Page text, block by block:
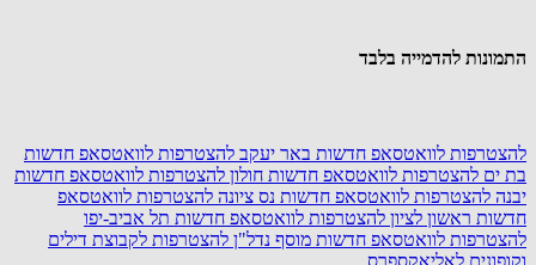
התמונות להדמייה בלבד
להצטרפות לוואטסאפ חדשות באר יעקב להצטרפות לוואטסאפ חדשות
בת ים להצטרפות לוואטסאפ חדשות חולון להצטרפות לוואטסאפ חדשות
יבנה להצטרפות לוואטסאפ חדשות נס ציונה להצטרפות לוואטסאפ
חדשות ראשון לציון להצטרפות לוואטסאפ חדשות תל אביב-יפו
להצטרפות לוואטסאפ חדשות מוסף נדל"ן להצטרפות לקבוצת דילים